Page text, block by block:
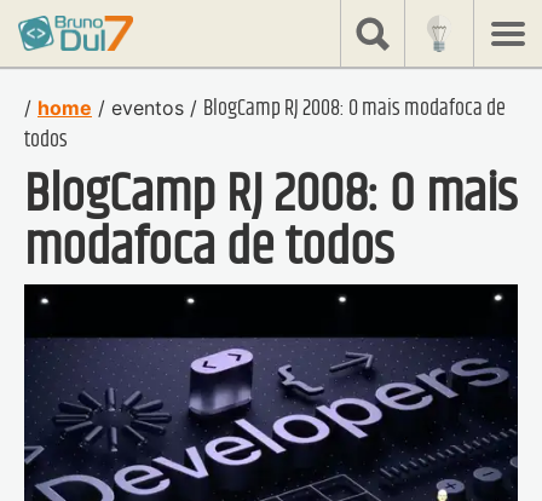
share
/ home / eventos / BlogCamp RJ 2008: O mais modafoca de
todos
BlogCamp RJ 2008: O mais
modafoca de todos
Bruno